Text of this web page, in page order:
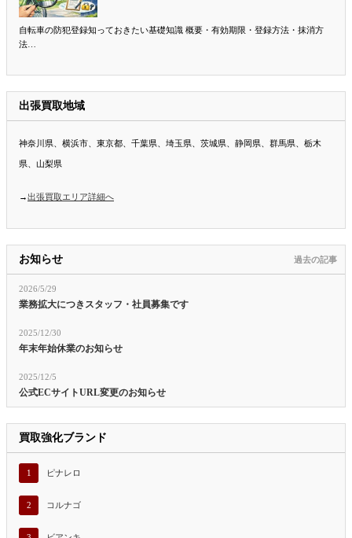
自転車の防犯登録知っておきたい基礎知識 概要・有効期限・登録方法・抹消方
法…
出張買取地域
神奈川県、横浜市、東京都、千葉県、埼玉県、茨城県、静岡県、群馬県、栃木
県、山梨県
→出張買取エリア詳細へ
お知らせ
2026/5/29
業務拡大につきスタッフ・社員募集です
2025/12/30
年末年始休業のお知らせ
2025/12/5
公式ECサイトURL変更のお知らせ
過去の記事
買取強化ブランド
1 ピナレロ
2 コルナゴ